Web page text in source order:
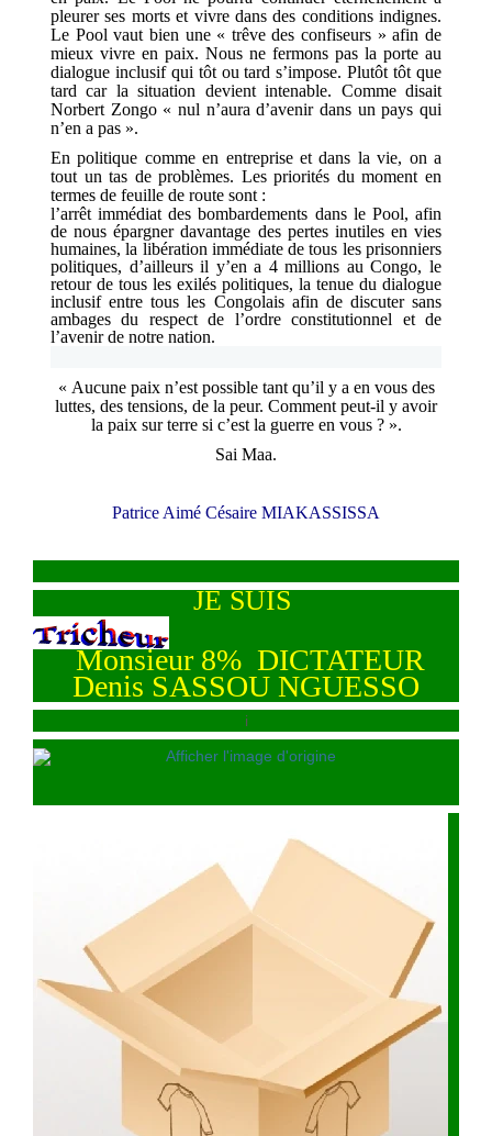
pleurer ses morts et vivre dans des conditions indignes.
Le Pool vaut bien une « trêve des confiseurs » afin de
mieux vivre en paix. Nous ne fermons pas la porte au
dialogue inclusif qui tôt ou tard s’impose. Plutôt tôt que
tard car la situation devient intenable. Comme disait
Norbert Zongo « nul n’aura d’avenir dans un pays qui
n’en a pas ».
En politique comme en entreprise et dans la vie, on a
tout un tas de problèmes. Les priorités du moment en
termes de feuille de route sont :
l’arrêt immédiat des bombardements dans le Pool, afin
de nous épargner davantage des pertes inutiles en vies
humaines, la libération immédiate de tous les prisonniers
politiques, d’ailleurs il y’en a 4 millions au Congo, le
retour de tous les exilés politiques, la tenue du dialogue
inclusif entre tous les Congolais afin de discuter sans
ambages du respect de l’ordre constitutionnel et de
l’avenir de notre nation.
« Aucune paix n’est possible tant qu’il y a en vous des
luttes, des tensions, de la peur. Comment peut-il y avoir
la paix sur terre si c’est la guerre en vous ? ».
Sai Maa.
Patrice Aimé Césaire MIAKASSISSA
JE SUIS
Monsieur 8% DICTATEUR
Denis SASSOU NGUESSO
i